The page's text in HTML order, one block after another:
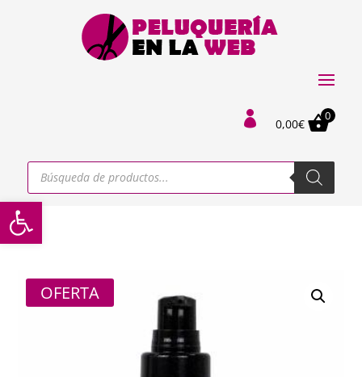
Abrir barra de herramientas
 0,00€
0
Búsqueda
productos
OFERTA